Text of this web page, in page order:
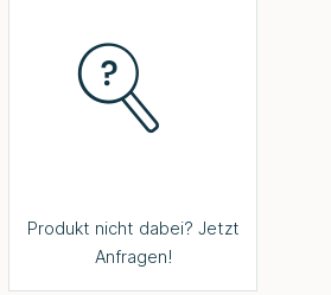
Produkt nicht dabei? Jetzt
Anfragen!